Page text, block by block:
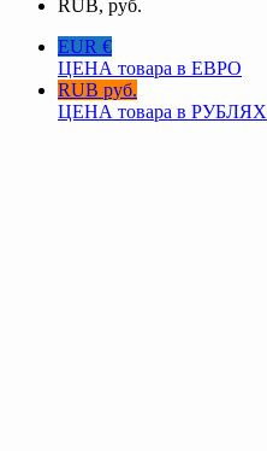
RUB, руб.
EUR €
ЦЕНА товара в ЕВРО
RUB руб.
ЦЕНА товара в РУБЛЯХ